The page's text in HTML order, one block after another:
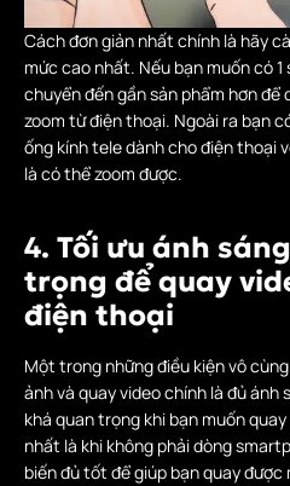
Cách đơn giản nhất chính là hãy
mức cao nhất. Nếu bạn muốn có
chuyển đến gần sản phẩm hơn để
zoom từ điện thoại. Ngoài ra bạn
ống kính tele dành cho điện thoại
là có thể zoom được.
4. Tối ưu ánh
trọng để quay
điện thoại
Một trong những điều kiện vô
ảnh và quay video chính là đủ ánh
khá quan trọng khi bạn muốn
nhất là khi không phải dòng
biến đủ tốt để giúp bạn quay